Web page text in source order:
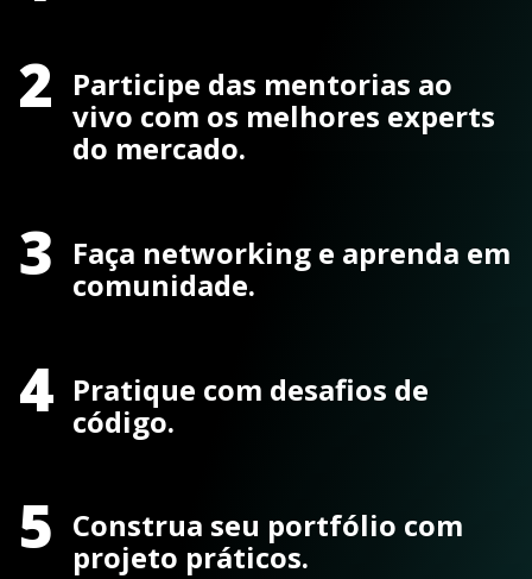
2
Participe das mentorias ao
vivo com os melhores experts
do mercado.
3
Faça networking e aprenda em
comunidade.
4 Pratique com desafios de
código.
5 Construa seu portfólio com
projeto práticos.